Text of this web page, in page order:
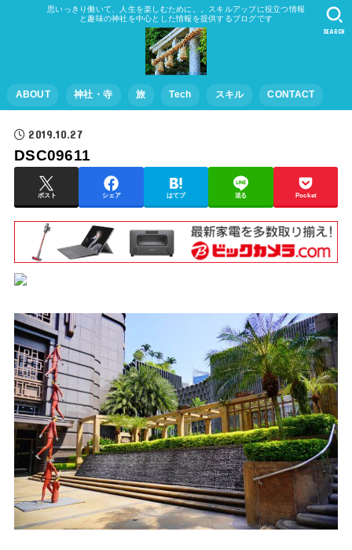
思いっきり働いて、人生を楽しむために。。スキルアップに役立つ情報
と趣味の神社を中心とした情報を提供するブログです
ABOUT 神社・寺 旅 Tech スキル CONTACT
SEARCH
2019.10.27
DSC09611
ポスト シェア はてブ 送る Pocket